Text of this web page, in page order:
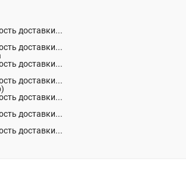
доставки...
доставки...
доставки...
доставки...
доставки...
доставки...
доставки...